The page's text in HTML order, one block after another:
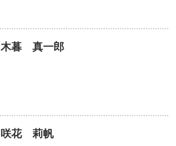
木暮 真一郎
咲花 莉帆